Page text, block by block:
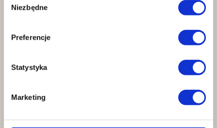
zgody
Niezbędne
Preferencje
Statystyka
Marketing
Urządzenia eliminujące obciążenia